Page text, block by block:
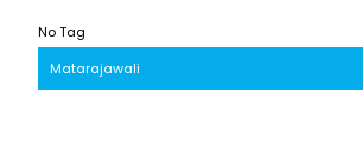
No Tag
Matarajawali